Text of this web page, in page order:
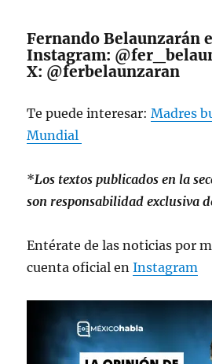
Fernando Belaunzarán
Instagram:
X: @ferbelaunzaran
Te puede interesar:Madres
Mundial
*Los textos publicados en la
son responsabilidad exclusiva
Entérate de las noticias por
cuenta oficial enInstagram